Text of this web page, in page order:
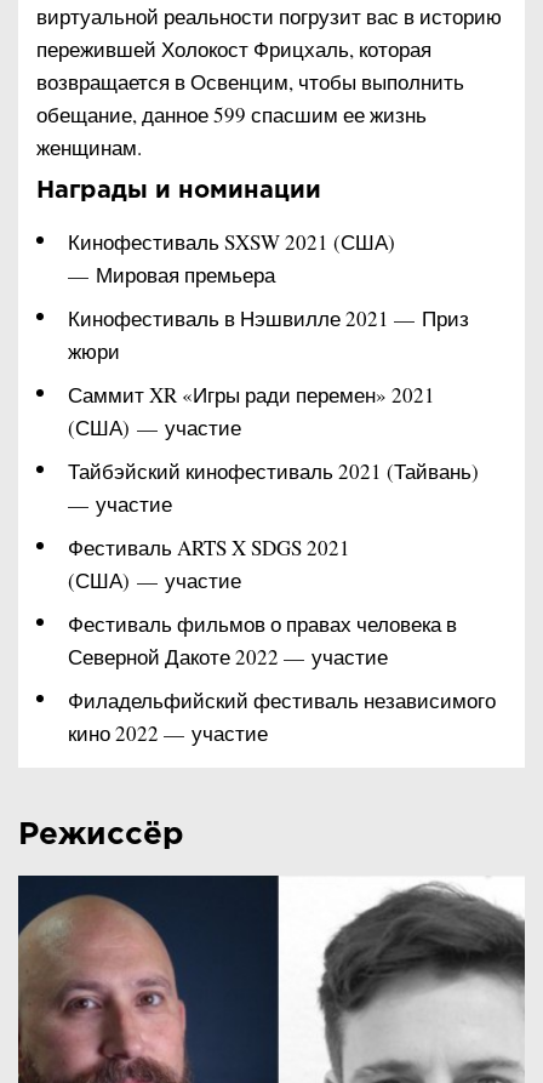
виртуальной реальности погрузит вас в историю
пережившей Холокост Фрицхаль, которая
возвращается в Освенцим, чтобы выполнить
обещание, данное 599 спасшим ее жизнь
женщинам.
Награды и номинации
Кинофестиваль SXSW 2021 (США)
— Мировая премьера
Кинофестиваль в Нэшвилле 2021 — Приз
жюри
Саммит XR «Игры ради перемен» 2021
(США) — участие
Тайбэйский кинофестиваль 2021 (Тайвань)
— участие
Фестиваль ARTS X SDGS 2021
(США) — участие
Фестиваль фильмов о правах человека в
Северной Дакоте 2022 — участие
Филадельфийский фестиваль независимого
кино 2022 — участие
Режиссёр